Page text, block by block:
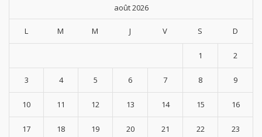
août 2026
L M M J V S D
1 2
3 4 5 6 7 8 9
10 11 12 13 14 15 16
17 18 19 20 21 22 23